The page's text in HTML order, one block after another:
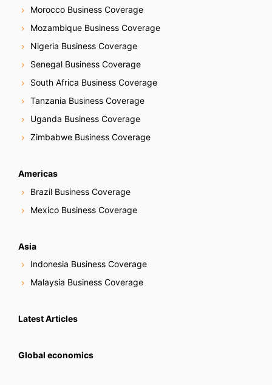
Morocco Business Coverage
Mozambique Business Coverage
Nigeria Business Coverage
Senegal Business Coverage
South Africa Business Coverage
Tanzania Business Coverage
Uganda Business Coverage
Zimbabwe Business Coverage
Americas
Brazil Business Coverage
Mexico Business Coverage
Asia
Indonesia Business Coverage
Malaysia Business Coverage
Latest Articles
Global economics